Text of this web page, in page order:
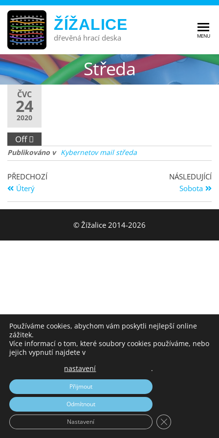
ŽÍŽALICE
dřevěná hrací deska MENU
Středa
ČVC
24
2020
Off
Publikováno v Kybernetov mail středa
PŘEDCHOZÍ
Úterý
NÁSLEDUJÍCÍ
Sobota
© Žížalice 2014-2026
Používáme cookies, abychom vám poskytli nejlepší online
zážitek.
Více informací o tom, které soubory cookies používáme, nebo
jejich vypnutí najdete v
nastavení
.
Přijmout
Odmítnout
Nastavení Zavřít cookie